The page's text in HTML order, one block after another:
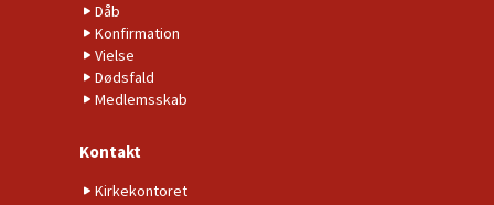
Dåb
Konfirmation
Vielse
Dødsfald
Medlemsskab
Kontakt
Kirkekontoret